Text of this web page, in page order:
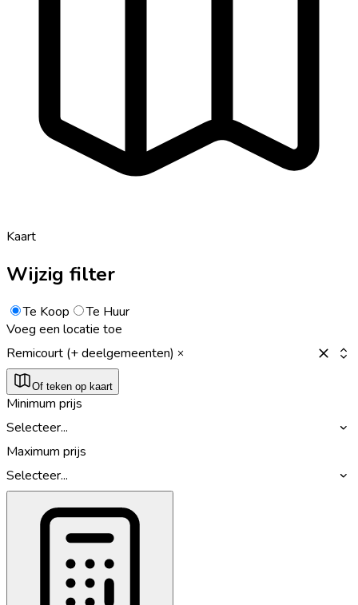
Kaart
Wijzig filter
Te Koop
Te Huur
Voeg een locatie toe
Remicourt (+ deelgemeenten)
Of teken op kaart
Minimum prijs
Selecteer...
Maximum prijs
Selecteer...